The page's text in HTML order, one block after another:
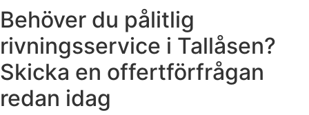
Behöver du pålitlig
rivningsservice i Tallåsen?
Skicka en offertförfrågan
redan idag